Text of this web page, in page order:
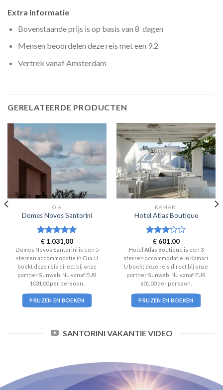
Extra informatie
Bovenstaande prijs is op basis van 8 dagen
Mensen beoordelen deze reis met een 9.2
Vertrek vanaf Amsterdam
GERELATEERDE PRODUCTEN
OIA
Domes Novos Santorini
Waardering
5uit 5
€ 1.031,00
Domes Novos Santorini is een 5
sterren accommodatie in Oia. U
boekt deze reis direct bij onze
partner Sunweb. Nu vanaf EUR
1031.00 per persoon.
PRIJZEN EN BOEKEN
KAMARI
Hotel Atlas Boutique
Waardering
3uit 5
€601,00
Hotel Atlas Boutique is een 3
sterren accommodatie in Kamari.
U boekt deze reis direct bij onze
partner Sunweb. Nu vanaf EUR
601.00 per persoon.
PRIJZEN EN BOEKEN
SANTORINI VAKANTIE VIDEO